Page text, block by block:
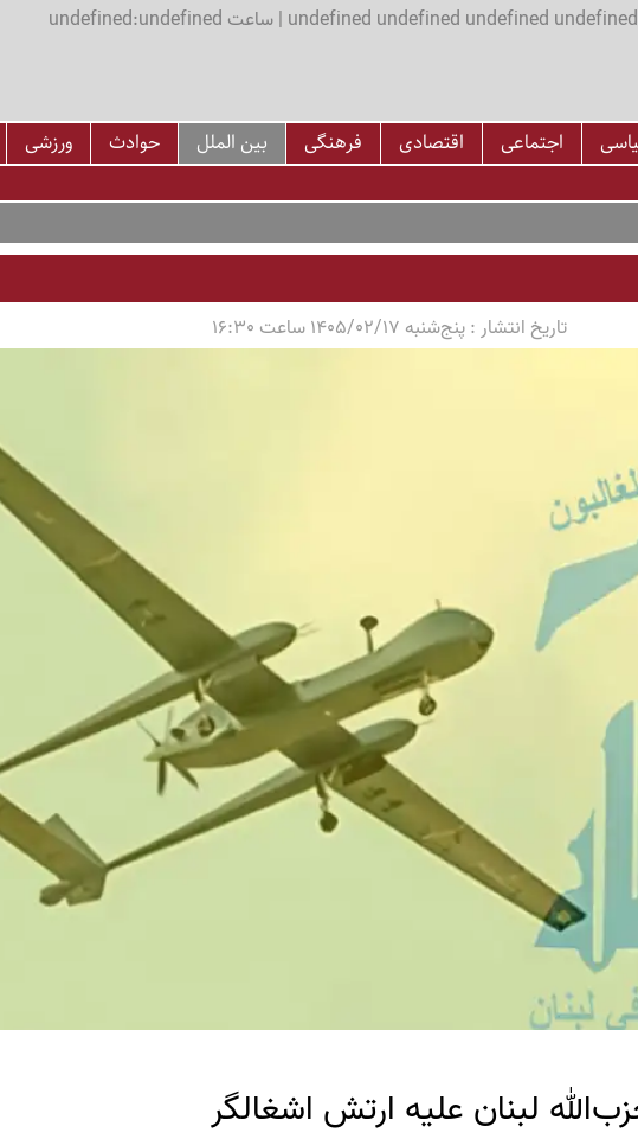
undefined undefined undefined undefined | ساعت undefined:undefined
اجتماعی اقتصادی فرهنگی بین الملل حوادث ورزشی
تاریخ انتشار :پنج‌شنبه 1405/02/17 ساعت 16:30
لبنان علیه ارتش اشغالگر